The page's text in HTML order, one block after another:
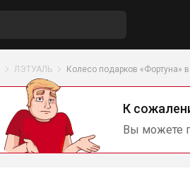
ЛЭТУАЛЬ Колесо подарков «Фортуна»
К
Вы можете